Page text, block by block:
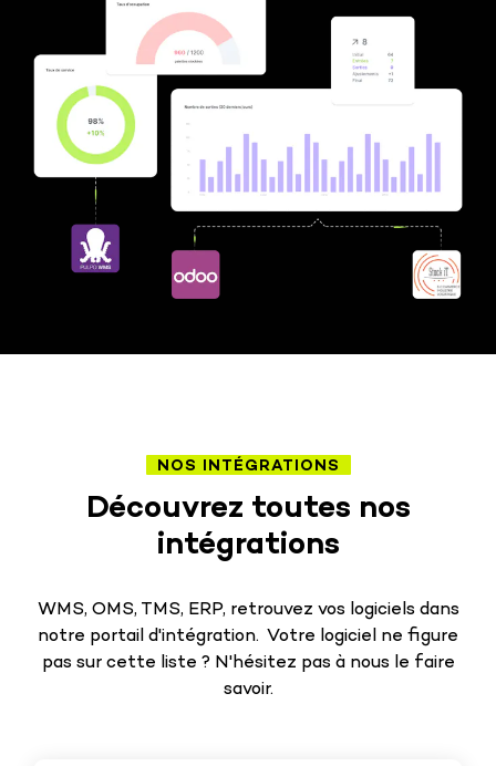
NOS INTÉGRATIONS
Découvrez toutes nos
intégrations
WMS, OMS, TMS, ERP, retrouvez vos logiciels dans
notre portail d'intégration. Votre logiciel ne figure
pas sur cette liste ? N'hésitez pas à nous le faire
savoir.